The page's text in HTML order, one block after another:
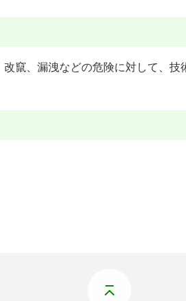
竄、漏洩などの危険に対して、